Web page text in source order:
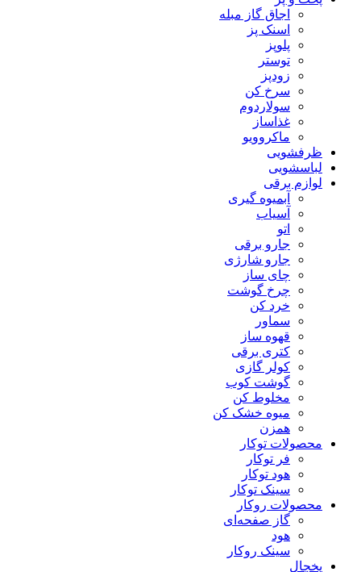
اجاق گاز مبله
اسنک پز
پلوپز
توستر
زودپز
سرخ کن
سولاردوم
غذاساز
ماکروویو
ظرفشویی
لباسشویی
لوازم برقی
آبمیوه گیری
آسیاب
اتو
جارو برقی
جارو شارژی
چای ساز
چرخ گوشت
خرد کن
سماور
قهوه ساز
کتری برقی
کولر گازی
گوشت کوب
مخلوط کن
میوه خشک کن
همزن
محصولات توکار
فر توکار
هود توکار
سینک توکار
محصولات روکار
گاز صفحه‌ای
هود
سینک روکار
یخچال